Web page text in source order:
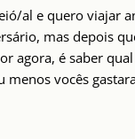
al e quero viajar
mas depois
agora, é saber
vocês